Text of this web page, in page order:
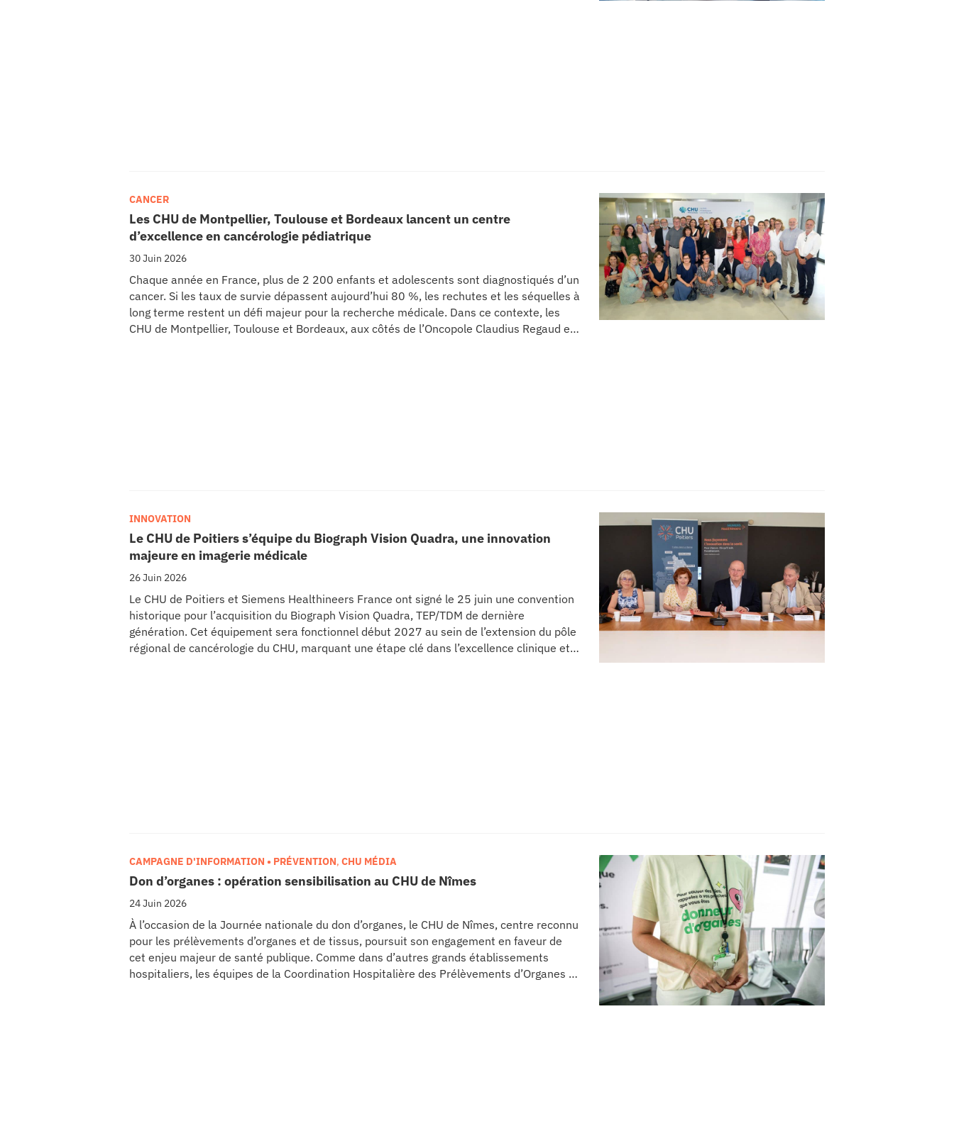
Les CHU de Montpellier, Toulouse et Bordeaux lancent un centre
d’excellence en cancérologie pédiatrique
30 Juin 2026
CANCER
Chaque année en France, plus de 2 200 enfants et adolescents sont diagnostiqués d’un
cancer. Si les taux de survie dépassent aujourd’hui 80 %, les rechutes et les séquelles à
long terme restent un défi majeur pour la recherche médicale. Dans ce contexte, les
CHU de Montpellier, Toulouse et Bordeaux, aux côtés de l’Oncopole Claudius Regaud et
Le CHU de Poitiers s’équipe du Biograph Vision Quadra, une innovation
majeure en imagerie médicale
26 Juin 2026
INNOVATION
Le CHU de Poitiers et Siemens Healthineers France ont signé le 25 juin une convention
historique pour l’acquisition du Biograph Vision Quadra, TEP/TDM de dernière
génération. Cet équipement sera fonctionnel début 2027 au sein de l’extension du pôle
régional de cancérologie du CHU, marquant une étape clé dans l’excellence clinique et
Don d’organes : opération sensibilisation au CHU de Nîmes
24 Juin 2026
CAMPAGNE D'INFORMATION • PRÉVENTION, CHU MÉDIA
À l’occasion de la Journée nationale du don d’organes, le CHU de Nîmes, centre reconnu
pour les prélèvements d’organes et de tissus, poursuit son engagement en faveur de
cet enjeu majeur de santé publique. Comme dans d’autres grands établissements
hospitaliers, les équipes de la Coordination Hospitalière des Prélèvements d’Organes et